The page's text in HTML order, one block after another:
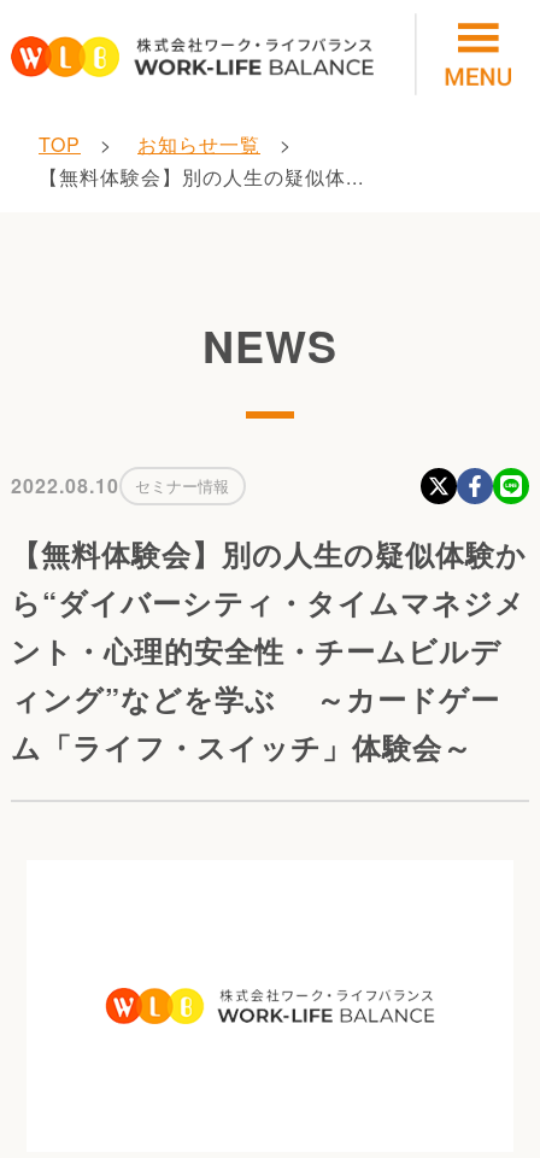
TOP
お知らせ一覧
【無料体験会】別の人生の疑似体...
NEWS
2022.08.10 セミナー情報
【無料体験会】別の人生の疑似体験か
ら“ダイバーシティ・タイムマネジメ
ント・心理的安全性・チームビルデ
ィング”などを学ぶ ～カードゲー
ム「ライフ・スイッチ」体験会～